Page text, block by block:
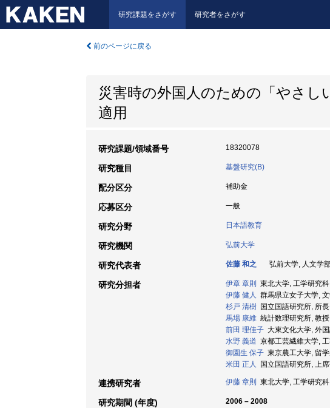
研究課題をさがす 研究者をさがす
前のページに戻る
災害時の外国人のための「やさし
適用
研究課題/領域番号 18320078
研究種目 基盤研究(B)
配分区分 補助金
応募区分 一般
研究分野 日本語教育
研究機関 弘前大学
研究代表者 佐藤 和之 弘前大学, 人文学
研究分担者 伊章 章則
東北大学, 工学研究
伊藤 健人 群馬県立女子大学,
杉戸 清樹 国立国語研究所, 所
馬場 康維 統計数理研究所, 教
前田 理佳子 大東文化大学, 外
水野 義道 京都工芸繊維大学,
御園生 保子 東京農工大学, 留
米田 正人
国立国語研究所, 上
連携研究者 伊藤 章則 東北大学, 工学研究
研究期間 (年度) 2006 – 2008